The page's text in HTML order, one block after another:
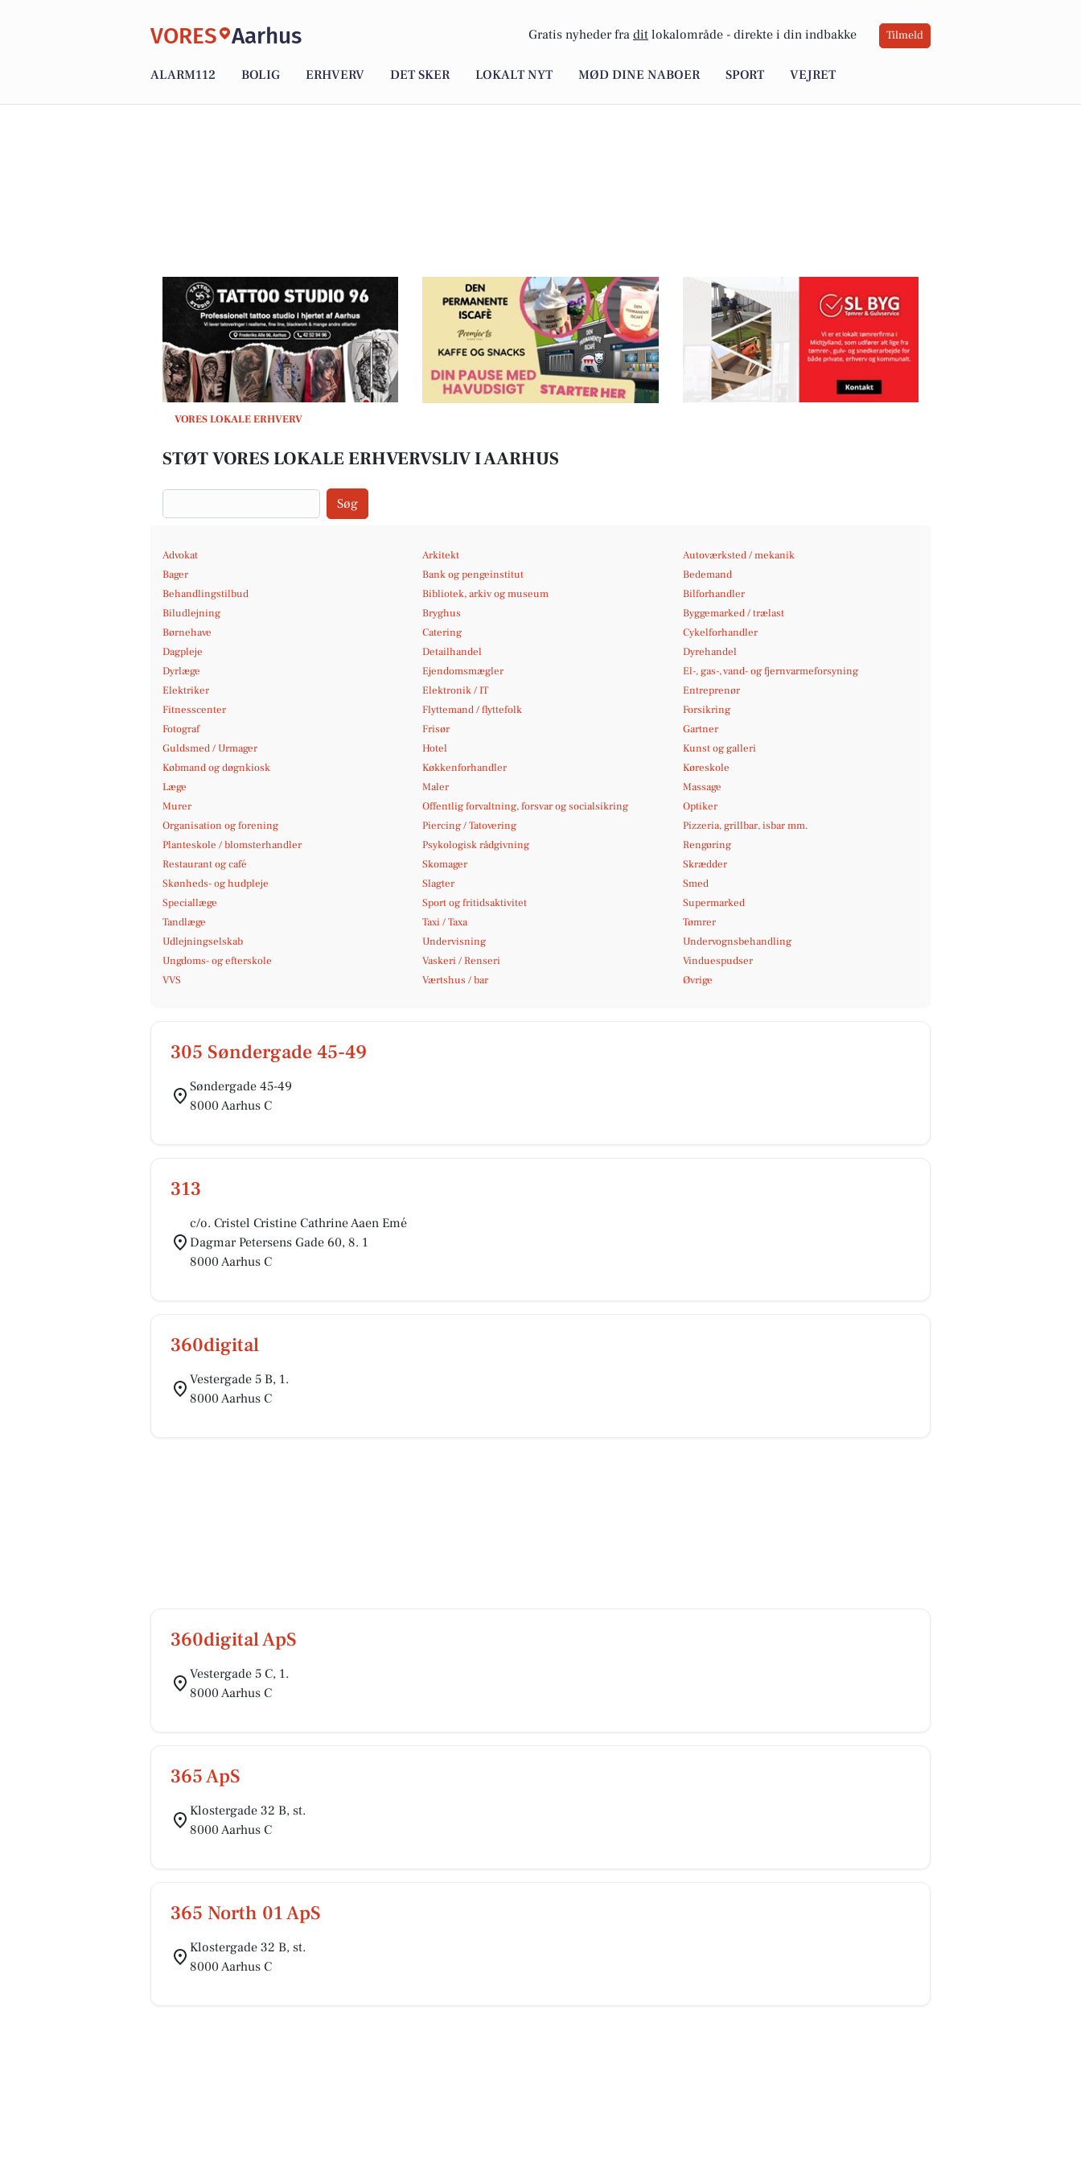
VORES Aarhus Gratis nyheder fra dit lokalområde - direkte i din indbakke Tilmeld
ALARM112 BOLIG ERHVERV DET SKER LOKALT NYT MØD DINE NABOER SPORT VEJRET
VORES LOKALE ERHVERV
STØT VORES LOKALE ERHVERVSLIV I AARHUS
Søg
Advokat Arkitekt
Autoværksted / mekanik
Bager
Bank og pengeinstitut
Bedemand
Behandlingstilbud
Bibliotek, arkiv og museum
Bilforhandler
Biludlejning
Bryghus
Byggemarked / trælast
Børnehave
Catering
Cykelforhandler
Dagpleje
Detailhandel
Dyrehandel
Dyrlæge
Ejendomsmægler
El-, gas-, vand- og fjernvarmeforsyning
Elektriker
Elektronik / IT
Entreprenør
Fitnesscenter
Flyttemand / flyttefolk
Forsikring
Fotograf
Frisør
Gartner
Guldsmed / Urmager
Hotel
Kunst og galleri
Købmand og døgnkiosk
Køkkenforhandler
Køreskole
Læge
Maler
Massage
Murer
Offentlig forvaltning, forsvar og socialsikring
Optiker
Organisation og forening
Piercing / Tatovering
Pizzeria, grillbar, isbar mm.
Planteskole / blomsterhandler
Psykologisk rådgivning
Rengøring
Restaurant og café
Skomager
Skrædder
Skønheds- og hudpleje
Slagter
Smed
Speciallæge
Sport og fritidsaktivitet
Supermarked
Tandlæge
Taxi / Taxa
Tømrer
Udlejningselskab
Undervisning
Undervognsbehandling
Ungdoms- og efterskole
Vaskeri / Renseri
Vinduespudser
VVS
Værtshus / bar Øvrige
305 Søndergade 45-49
Søndergade 45-49
8000 Aarhus C
313
c/o. Cristel Cristine Cathrine Aaen Emé
Dagmar Petersens Gade 60, 8. 1
8000 Aarhus C
360digital
Vestergade 5 B, 1.
8000 Aarhus C
360digital ApS
Vestergade 5 C, 1.
8000 Aarhus C
365 ApS
Klostergade 32 B, st.
8000 Aarhus C
365 North 01 ApS
Klostergade 32 B, st.
8000 Aarhus C